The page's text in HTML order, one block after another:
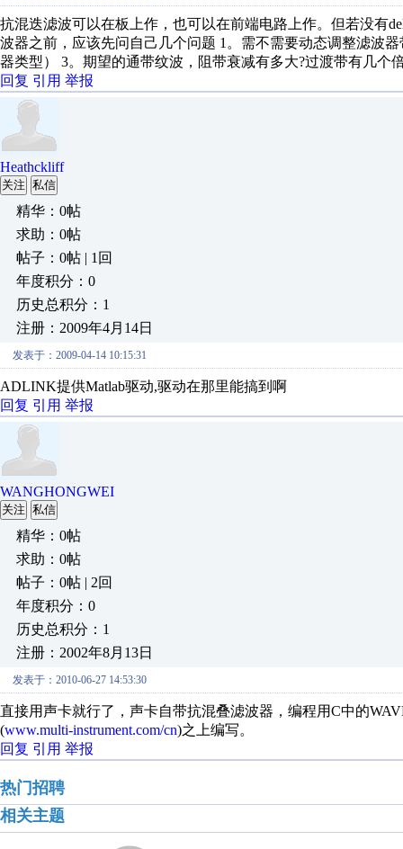
抗混迭滤波可以在板上作，也可以在前端电路上作。但若没有
波器之前，应该先问自己几个问题 1。需不需要动态调整滤波
器类型） 3。期望的通带纹波，阻带衰减有多大?过渡带有几个
回复 引用 举报
Heathckliff
关注 私信
精华：0帖
求助：0帖
帖子：0帖 | 1回
年度积分：0
历史总积分：1
注册：2009年4月14日
发表于：2009-04-14 10:15:31
ADLINK提供Matlab驱动,驱动在那里能搞到啊
回复 引用 举报
WANGHONGWEI
关注 私信
精华：0帖
求助：0帖
帖子：0帖 | 2回
年度积分：0
历史总积分：1
注册：2002年8月13日
发表于：2010-06-27 14:53:30
直接用声卡就行了，声卡自带抗混叠滤波器，编程用C中的
(www.multi-instrument.com/cn)之上编写。
回复 引用 举报
热门招聘
相关主题